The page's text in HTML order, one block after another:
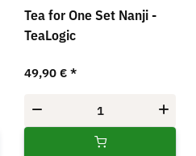
Tea for One Set Nanji -
TeaLogic
49,90 €*